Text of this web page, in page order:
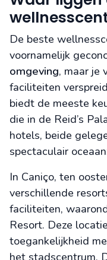
De beste
voornamelijk
omgeving, maar je
faciliteiten
biedt de meeste
die in de Reid’s
hotels, beide
spectaculair
In Caniço, ten
verschillende
faciliteiten,
Resort. Deze
toegankelijkheid
het stadscentrum.